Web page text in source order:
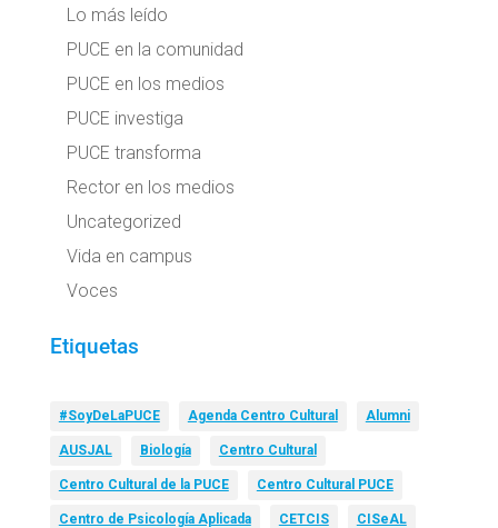
Lo más leído
PUCE en la comunidad
PUCE en los medios
PUCE investiga
PUCE transforma
Rector en los medios
Uncategorized
Vida en campus
Voces
Etiquetas
#SoyDeLaPUCE Agenda Centro Cultural Alumni
AUSJAL Biología Centro Cultural
Centro Cultural de la PUCE Centro Cultural PUCE
Centro de Psicología Aplicada CETCIS CISeAL